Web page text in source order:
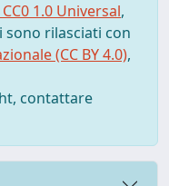
1.0 Universal,
rilasciati con
(CC BY 4.0),
contattare